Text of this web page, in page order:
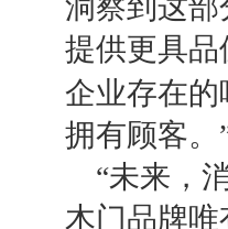
洞察到这
提供更具
企业存在
拥有顾客。
“未来，
木门品牌